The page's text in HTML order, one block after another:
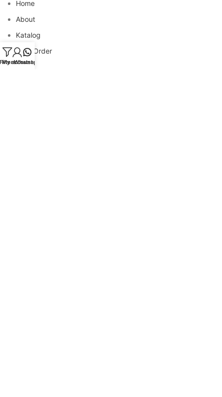
Home
About
Katalog
Cara Order
Blog
My account
Whatsapp